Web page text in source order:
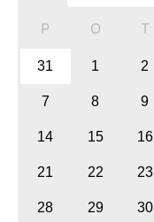
P O T
31 1 2
7 8 9
14 15 16
21 22 23
28 29 30